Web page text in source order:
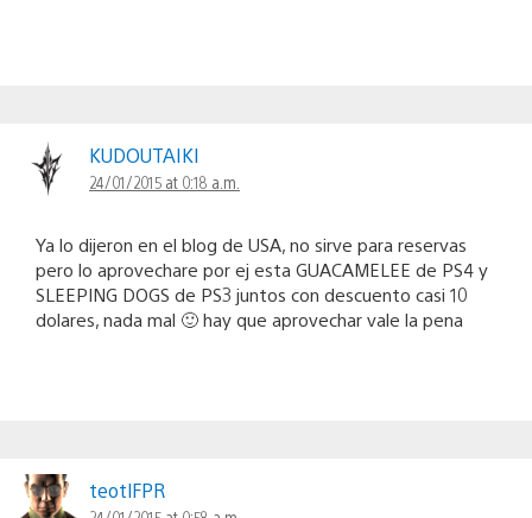
KUDOUTAIKI
24/01/2015 at 0:18 a.m.
Ya lo dijeron en el blog de USA, no sirve para reservas
pero lo aprovechare por ej esta GUACAMELEE de PS4 y
SLEEPING DOGS de PS3 juntos con descuento casi 10
dolares, nada mal 🙂 hay que aprovechar vale la pena
teotlFPR